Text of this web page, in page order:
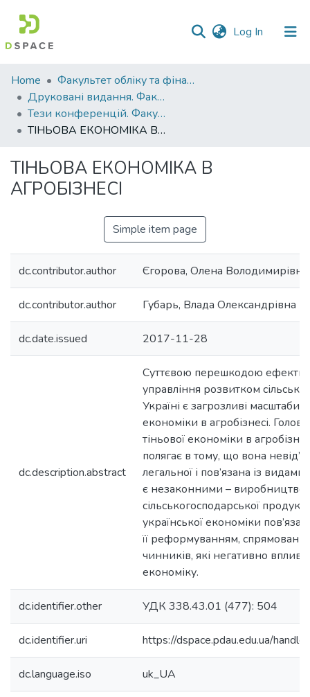
Log In (current)
Communities
&
Collections
Statistics
Home
Факультет обліку та фінансів
Друковані видання. Факультет обліку та фінансів
Тези конференцій. Факультет обліку та фінансів
ТІНЬОВА ЕКОНОМІКА В АГРОБІЗНЕСІ
ТІНЬОВА ЕКОНОМІКА В
АГРОБІЗНЕСІ
Simple item page
dc.contributor.author Єгорова, Олена Володимирівна
dc.contributor.author Губарь, Влада Олександрівна
dc.date.issued 2017-11-28
dc.description.abstract
Суттєвою перешкодою
управління розвитком
Україні є загрозливі масштаби
економіки в агробізнесі.
тіньової економіки в
полягає в тому, що вона
легальної і пов’язана із видами
є незаконними – виробництво
сільськогосподарської
української економіки
її реформуванням,
чинників, які негативно
економіку.
dc.identifier.other УДК 338.43.01 (477): 504
dc.identifier.uri https://dspace.pdau.edu.ua/
dc.language.iso uk_UA